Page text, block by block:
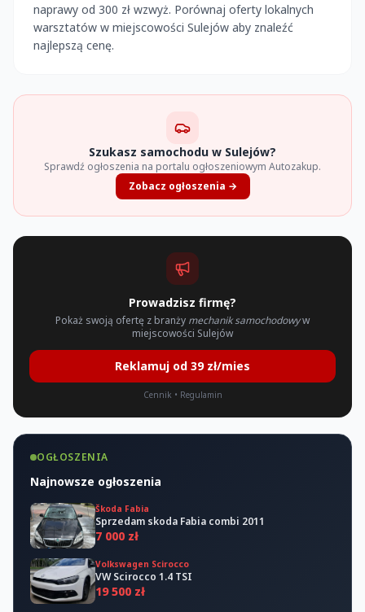
naprawy od 300 zł wzwyż. Porównaj oferty lokalnych
warsztatów w miejscowości Sulejów aby znaleźć
najlepszą cenę.
Szukasz samochodu w Sulejów?
Sprawdź ogłoszenia na portalu ogłoszeniowym Autozakup.
Zobacz ogłoszenia →
Prowadzisz firmę?
Pokaż swoją ofertę z branży mechanik samochodowyw
miejscowości Sulejów
Reklamuj od 39 zł/mies
Cennik • Regulamin
OGŁOSZENIA
Najnowsze ogłoszenia
Škoda Fabia
Sprzedam skoda Fabia combi 2011
7 000 zł
Volkswagen Scirocco
VW Scirocco 1.4 TSI
19 500 zł